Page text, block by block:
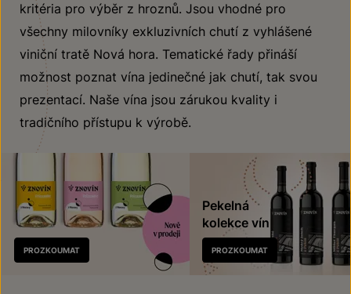
kritéria pro výběr z hroznů. Jsou vhodné pro
všechny milovníky exkluzivních chutí z vyhlášené
viniční tratě Nová hora. Tematické řady přináší
možnost poznat vína jedinečné jak chutí, tak svou
prezentací. Naše vína jsou zárukou kvality i
tradičního přístupu k výrobě.
Nově
v prodeji
PROZKOUMAT
Pekelná
kolekce vín
PROZKOUMAT